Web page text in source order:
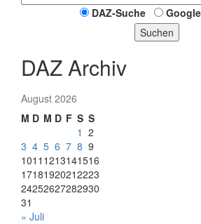
DAZ-Suche
Suchen
DAZ Archiv
August 2026
M D M D F S S
1 2
3 4 5 6 7 8 9
1011 1213141516
17181920212223
24252627282930
31
« Juli